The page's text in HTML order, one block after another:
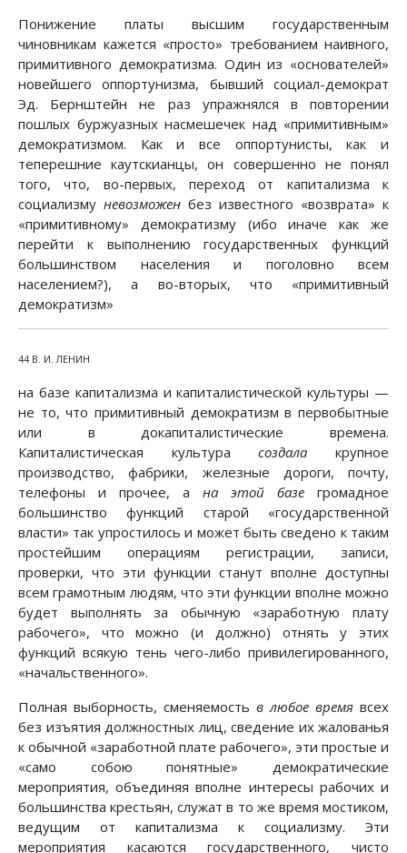
Понижение платы высшим государственным
чиновникам кажется «просто» требованием наивного,
примитивного демократизма. Один из «основателей»
новейшего оппортунизма, бывший социал-демократ
Эд. Бернштейн не раз упражнялся в повторении
пошлых буржуазных насмешечек над «примитивным»
демократизмом. Как и все оппортунисты, как и
теперешние каутскианцы, он совершенно не понял
того, что, во-первых, переход от капитализма к
социализму невозможен без известного «возврата» к
«примитивному» демократизму (ибо иначе как же
перейти к выполнению государственных функций
большинством населения и поголовно всем
населением?), а во-вторых, что «примитивный
демократизм»
44 В. И. ЛЕНИН
на базе капитализма и капиталистической культуры —
не то, что примитивный демократизм в первобытные
или в докапиталистические времена.
Капиталистическая культурасоздала крупное
производство, фабрики, железные дороги, почту,
телефоны и прочее, а на этой базе громадное
большинство функций старой «государственной
власти» так упростилось и может быть сведено к таким
простейшим операциям регистрации, записи,
проверки, что эти функции станут вполне доступны
всем грамотным людям, что эти функции вполне можно
будет выполнять за обычную «заработную плату
рабочего», что можно (и должно) отнять у этих
функций всякую тень чего-либо привилегированного,
«начальственного».
Полная выборность, сменяемость в любое время всех
без изъятия должностных лиц, сведение их жалованья
к обычной «заработной плате рабочего», эти простые и
«само собою понятные» демократические
мероприятия, объединяя вполне интересы рабочих и
большинства крестьян, служат в то же время мостиком,
ведущим от капитализма к социализму. Эти
мероприятия касаются государственного, чисто